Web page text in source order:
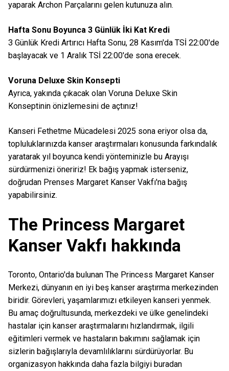
yaparak Archon Parçalarını gelen kutunuza alın.
Hafta Sonu Boyunca 3 Günlük İki Kat Kredi
3 Günlük Kredi Artırıcı Hafta Sonu, 28 Kasım'da TSİ 22:00'de
başlayacak ve 1 Aralık TSİ 22:00'de sona erecek.
Voruna Deluxe Skin Konsepti
Ayrıca, yakında çıkacak olan Voruna Deluxe Skin
Konseptinin önizlemesini de açtınız!
Kanseri Fethetme Mücadelesi 2025 sona eriyor olsa da,
topluluklarınızda kanser araştırmaları konusunda farkındalık
yaratarak yıl boyunca kendi yönteminizle bu Arayışı
sürdürmenizi öneririz! Ek bağış yapmak isterseniz,
doğrudan Prenses Margaret Kanser Vakfı'na bağış
yapabilirsiniz.
The Princess Margaret
Kanser Vakfı hakkında
Toronto, Ontario'da bulunan The Princess Margaret Kanser
Merkezi, dünyanın en iyi beş kanser araştırma merkezinden
biridir. Görevleri, yaşamlarımızı etkileyen kanseri yenmek.
Bu amaç doğrultusunda, merkezdeki ve ülke genelindeki
hastalar için kanser araştırmalarını hızlandırmak, ilgili
eğitimleri vermek ve hastaların bakımını sağlamak için
sizlerin bağışlarıyla devamlılıklarını sürdürüyorlar. Bu
organizasyon hakkında daha fazla bilgiyi buradan